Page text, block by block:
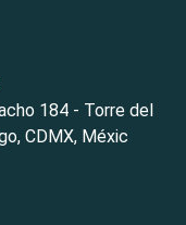
184 - Torre del
CDMX, Méxic